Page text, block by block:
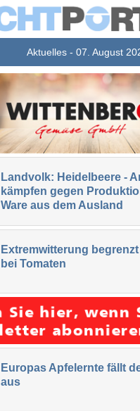
Aktuelles - 07. August
Landvolk: Heidelbeere -
kämpfen gegen
Ware aus dem Ausland
Extremwitterung
bei Tomaten
Europas Apfelernte fällt
aus